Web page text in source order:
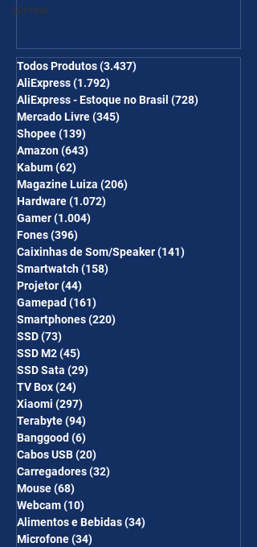
GimbalPágina de Promoções e
desc em 6 itens/R$25 de
desc em 10 itens) OS
CUPONS SÃO VÁLIDOS NO
COMBO
Todos Produtos(3.437)
AliExpress(1.792)
AliExpress - Estoque no Brasil (728)
Mercado Livre(345)
Shopee(139)
Amazon(643)
Kabum(62)
Magazine Luiza (206)
Hardware(1.072)
Gamer(1.004)
Fones(396)
Caixinhas de Som/Speaker(141)
Smartwatch(158)
Projetor(44)
Gamepad (161)
Smartphones(220)
SSD(73)
SSD M2(45)
SSD Sata (29)
TV Box(24)
Xiaomi (297)
Terabyte(94)
Banggood (6)
Cabos USB(20)
Carregadores(32)
Mouse(68)
Webcam(10)
Alimentos e Bebidas(34)
Microfone(34)